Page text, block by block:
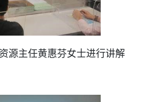
源主任黄惠芬女士进行讲解